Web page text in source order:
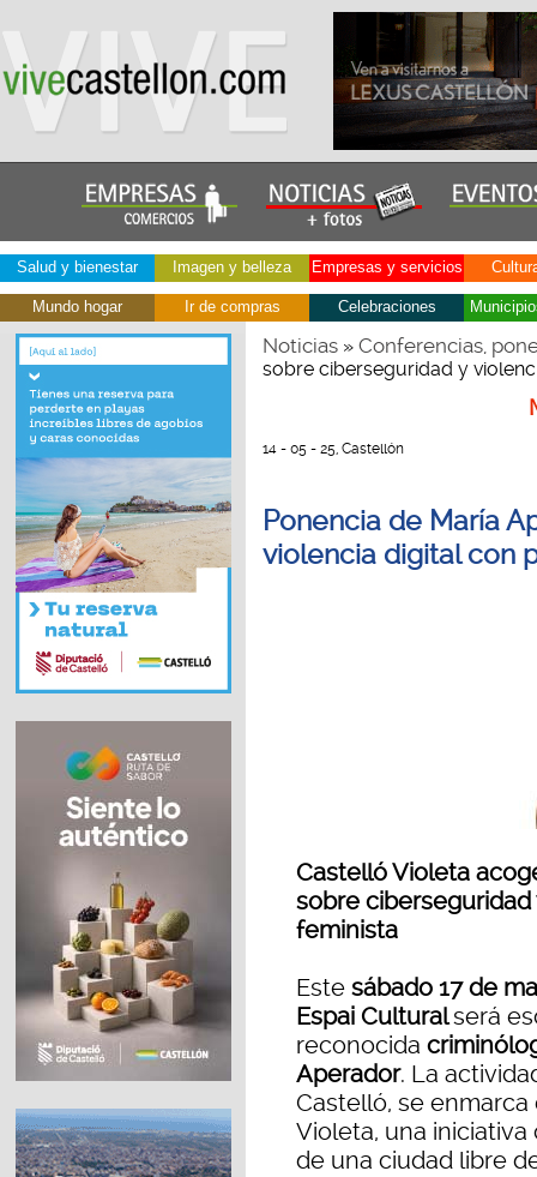
Salud y bienestar Imagen y belleza Empresas y servicios
Mundo hogar Ir de compras Celebraciones
Noticias» Conferencias,
sobre ciberseguridad y
14 - 05 - 25, Castellón
Ponencia de María
violencia digital con
Castelló Violeta
sobre
feminista
Este sábado 17 de
Espai Culturalserá
reconocida
Aperador. La
Castelló, se
Violeta, una
de una ciudad libre